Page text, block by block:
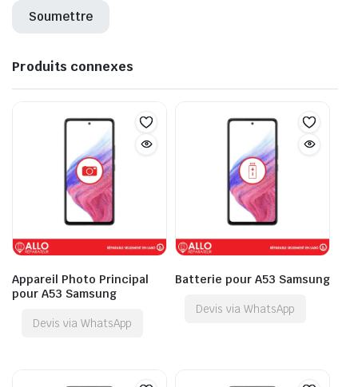
Produits connexes
Appareil Photo Principal
pour A53 Samsung
Devis via WhatsApp
Batterie pour A53 Samsung
Devis via WhatsApp